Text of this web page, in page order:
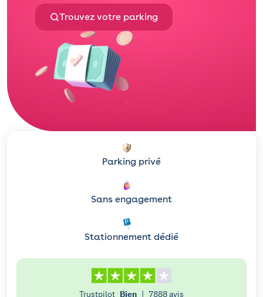
Trouvez votre parking
Parking privé
Sans engagement
Stationnement dédié
Trustpilot Bien | 7888avis